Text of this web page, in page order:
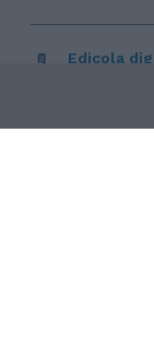
Edicola